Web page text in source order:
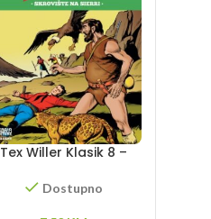
Tex Willer Klasik 8 –
Dostupno